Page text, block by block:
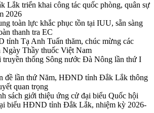
Lắk triển khai công tác quốc phòng, quân sự
2026
toàn lực khắc phục tồn tại IUU, sẵn sàng
thanh tra EC
tỉnh Tạ Anh Tuấn thăm, chúc mừng các
Ngày Thầy thuốc Việt Nam
truyền thống Sông nước Đà Nông lần thứ I
đề lần thứ Năm, HĐND tỉnh Đắk Lắk thông
quan trọng
sách giới thiệu ứng cử đại biểu Quốc hội
biểu HĐND tỉnh Đắk Lắk, nhiệm kỳ 2026-